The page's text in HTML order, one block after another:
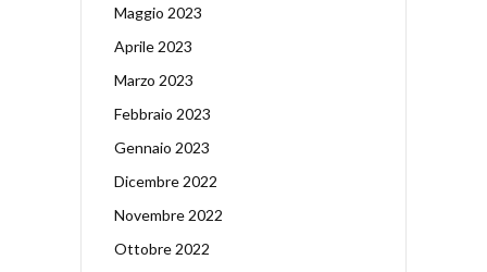
Maggio 2023
Aprile 2023
Marzo 2023
Febbraio 2023
Gennaio 2023
Dicembre 2022
Novembre 2022
Ottobre 2022